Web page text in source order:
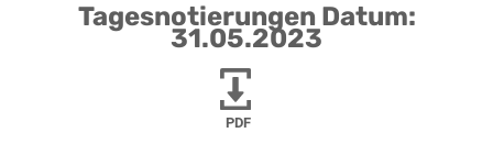
Tagesnotierungen Datum:
31.05.2023
PDF